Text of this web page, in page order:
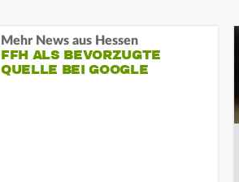
Mehr News aus Hessen
FFH ALS BEVORZUGTE
QUELLE BEI GOOGLE